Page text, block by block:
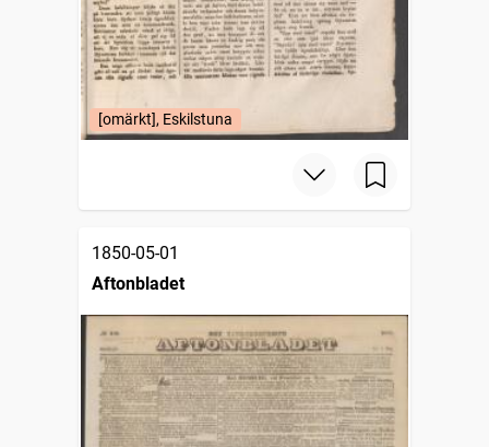
[omärkt], Eskilstuna
1850-05-01
Aftonbladet